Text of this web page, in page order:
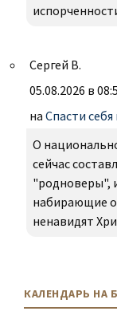
Сергей В.
05.08.2026 в
на Спасти
О
сейчас
"родноверы",
набирающие
ненавидят
КАЛЕНДАРЬ НА